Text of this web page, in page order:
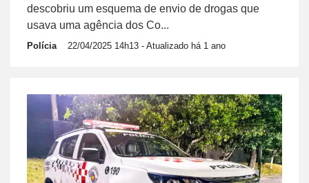
descobriu um esquema de envio de drogas que
usava uma agência dos Co...
Polícia 22/04/2025 14h13 - Atualizado há 1 ano